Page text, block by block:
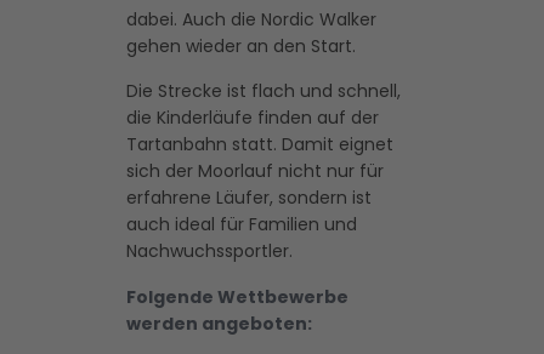
dabei. Auch die Nordic Walker
gehen wieder an den Start.
Die Strecke ist flach und schnell,
die Kinderläufe finden auf der
Tartanbahn statt. Damit eignet
sich der Moorlauf nicht nur für
erfahrene Läufer, sondern ist
auch ideal für Familien und
Nachwuchssportler.
Folgende Wettbewerbe
werden angeboten: